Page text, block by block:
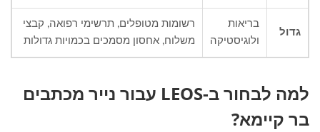
גדול
בריאות
ולוגיסטיקה
רשומות מטופלים, תרשימי רפואה, קבצי
משלוח, אחסון מסמכים בכמויות גדולות
למה לבחור ב-LEOS עבור נייר מכתבים
בר קיימא?